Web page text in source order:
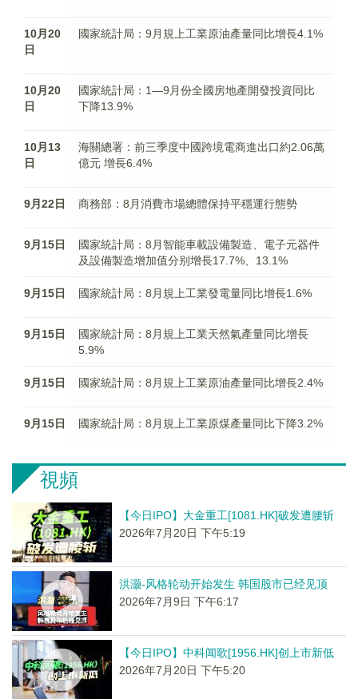
10月20
日
國家統計局：9月規上工業原油產量同比增長4.1%
10月20
日
國家統計局：1—9月份全國房地產開發投資同比
下降13.9%
10月13
日
海關總署：前三季度中國跨境電商進出口約2.06萬
億元 增長6.4%
9月22日 商務部：8月消費市場總體保持平穩運行態勢
9月15日
國家統計局：8月智能車載設備製造、電子元器件
及設備製造增加值分别增長17.7%、13.1%
9月15日 國家統計局：8月規上工業發電量同比增長1.6%
9月15日
國家統計局：8月規上工業天然氣產量同比增長
5.9%
9月15日 國家統計局：8月規上工業原油產量同比增長2.4%
9月15日 國家統計局：8月規上工業原煤產量同比下降3.2%
視頻
【今日IPO】大金重工[1081.HK]破发遭腰斩
2026年7月20日 下午5:19
洪灏-风格轮动开始发生 韩国股市已经见顶
2026年7月9日 下午6:17
【今日IPO】中科闻歌[1956.HK]创上市新低
2026年7月20日 下午5:20